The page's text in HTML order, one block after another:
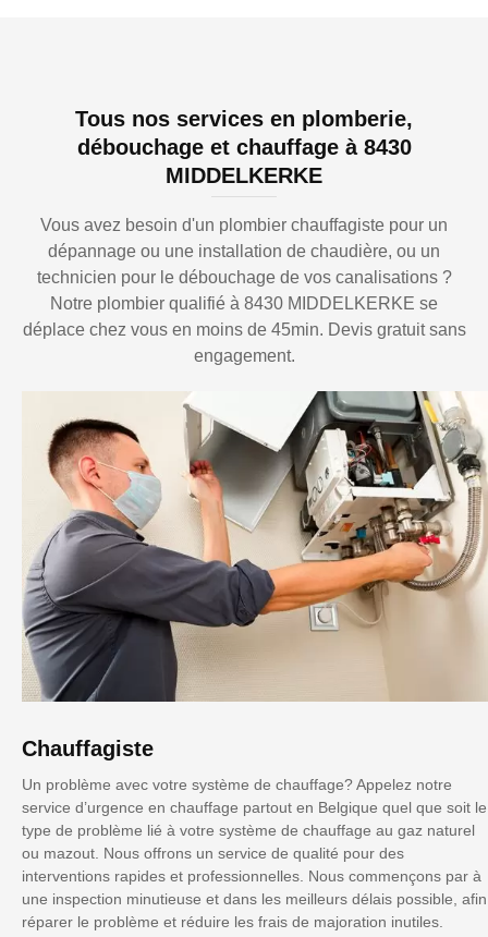
Tous nos services en plomberie,
débouchage et chauffage à 8430
MIDDELKERKE
Vous avez besoin d'un plombier chauffagiste pour un
dépannage ou une installation de chaudière, ou un
technicien pour le débouchage de vos canalisations ?
Notre plombier qualifié à 8430 MIDDELKERKE se
déplace chez vous en moins de 45min. Devis gratuit sans
engagement.
Chauffagiste
Un problème avec votre système de chauffage? Appelez notre
service d’urgence en chauffage partout en Belgique quel que soit le
type de problème lié à votre système de chauffage au gaz naturel
ou mazout. Nous offrons un service de qualité pour des
interventions rapides et professionnelles. Nous commençons par à
une inspection minutieuse et dans les meilleurs délais possible, afin
réparer le problème et réduire les frais de majoration inutiles.